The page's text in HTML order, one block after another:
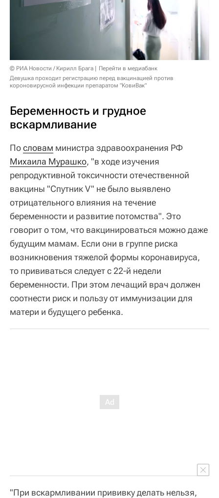
© РИА Новости / Кирилл Брага
Перейти в медиабанк
Девушка проходит регистрацию перед вакцинацией против
короновирусной инфекции препаратом "КовиВак"
Беременность и грудное
вскармливание
Пословам министра здравоохранения РФ
Михаила Мурашко, "в ходе изучения
репродуктивной токсичности отечественной
вакцины "Спутник V" не было выявлено
отрицательного влияния на течение
беременности и развитие потомства". Это
говорит о том, что вакцинироваться можно даже
будущим мамам. Если они в группе риска
возникновения тяжелой формы коронавируса,
то прививаться следует с 22-й недели
беременности. При этом лечащий врач должен
соотнести риск и пользу от иммунизации для
матери и будущего ребенка.
"При вскармливании прививку делать нельзя,